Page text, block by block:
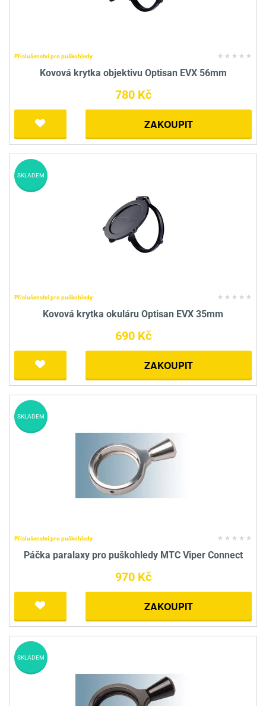
Příslušenství pro puškohledy
Kovová krytka objektivu Optisan EVX 56mm
780 Kč
ZAKOUPIT
Příslušenství pro puškohledy
Kovová krytka okuláru Optisan EVX 35mm
690 Kč
ZAKOUPIT
SKLADEM
Příslušenství pro puškohledy
Páčka paralaxy pro puškohledy MTC Viper Connect
970 Kč
ZAKOUPIT
SKLADEM
SKLADEM